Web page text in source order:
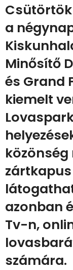
a
Minősítő
és Grand
kiemelt
azonban
Tv-n,
számára.